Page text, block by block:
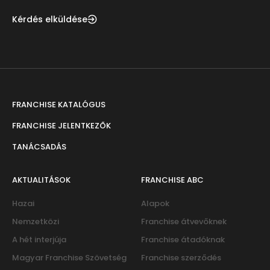
Kérdés elküldése
FRANCHISE KATALÓGUS
FRANCHISE JELENTKEZŐK
TANÁCSADÁS
AKTUALITÁSOK
Hazai
Nemzetközi
A hét interjúja
Magyar Franchise Szövetség
FRANCHISE ABC
Alapok
Franchise átvevőknek
Franchise átadóknak
Franchise szerződés